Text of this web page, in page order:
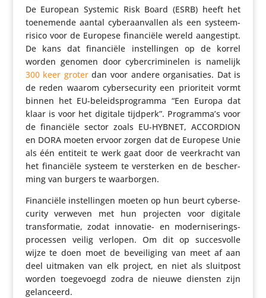
De European Systemic Risk Board (ESRB) heeft het
toene­mende aantal cyber­aan­vallen als een systeem­
ri­sico voor de Europese finan­ciële wereld aange­stipt.
De kans dat finan­ciële instel­lingen op de korrel
worden genomen door cyber­cri­mi­nelen is namelijk
300 keer groterdan voor andere orga­ni­sa­ties. Dat is
de reden waarom cyber­se­cu­rity een prio­ri­teit vormt
binnen het EU-beleids­pro­gramma “Een Europa dat
klaar is voor het digitale tijdperk”. Programma’s voor
de finan­ciële sector zoals EU-HYBNET, ACCORDION
en DORA moeten ervoor zorgen dat de Europese Unie
als één entiteit te werk gaat door de veer­kracht van
het finan­ciële systeem te versterken en de bescher­
ming van burgers te waarborgen.
Finan­ciële instel­lingen moeten op hun beurt cyber­se­
cu­rity verweven met hun projecten voor digitale
trans­for­matie, zodat innovatie- en moder­ni­se­rings­
pro­cessen veilig verlopen. Om dit op succes­volle
wijze te doen moet de bevei­li­ging van meet af aan
deel uitmaken van elk project, en niet als sluitpost
worden toege­voegd zodra de nieuwe diensten zijn
gelanceerd.